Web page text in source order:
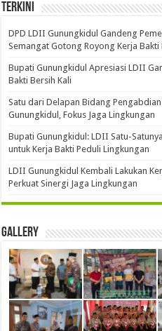
Terkini
DPD LDII Gunungkidul Gandeng
Semangat Gotong Royong Kerja Bakti
Bupati Gunungkidul Apresiasi LDII
Bakti Bersih Kali ‎
Satu dari Delapan Bidang
Gunungkidul, Fokus Jaga Lingkungan
Bupati Gunungkidul: LDII Satu-
untuk Kerja Bakti Peduli Lingkungan
LDII Gunungkidul Kembali Lakukan
Perkuat Sinergi Jaga Lingkungan
Gallery